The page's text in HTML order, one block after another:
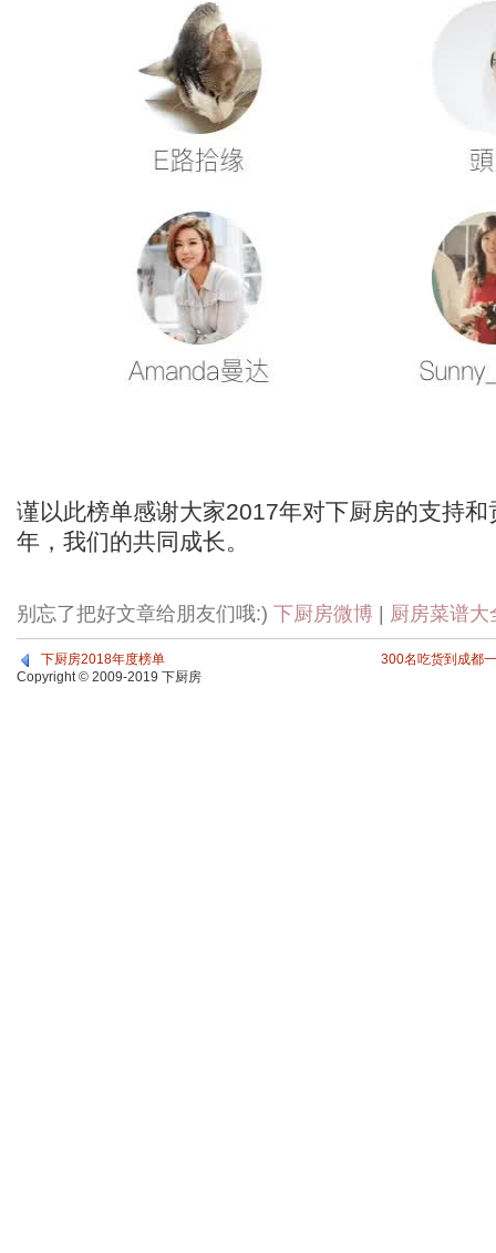
谨以此榜单感谢大家2017年对下厨房的支持
年，我们的共同成长。
别忘了把好文章给朋友们哦:) 下厨房微博 厨房菜谱大
下厨房2018年度榜单
300名吃货到成都
Copyright © 2009-2019 下厨房